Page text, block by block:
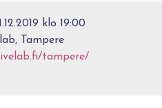
klo 19:00
Tampere
tampere/